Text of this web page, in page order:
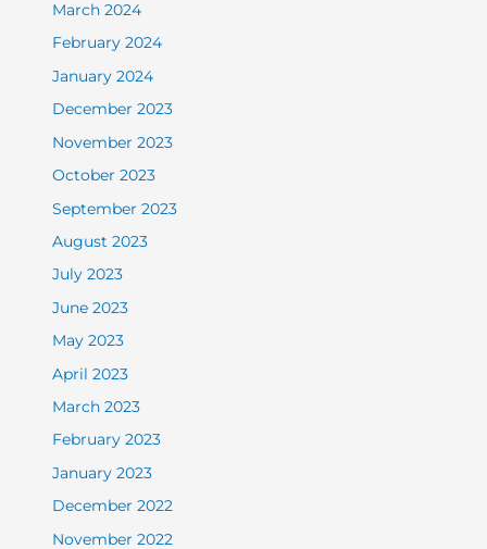
March 2024
February 2024
January 2024
December 2023
November 2023
October 2023
September 2023
August 2023
July 2023
June 2023
May 2023
April 2023
March 2023
February 2023
January 2023
December 2022
November 2022